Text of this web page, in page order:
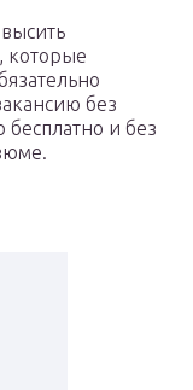
которые
без
бесплатно и без